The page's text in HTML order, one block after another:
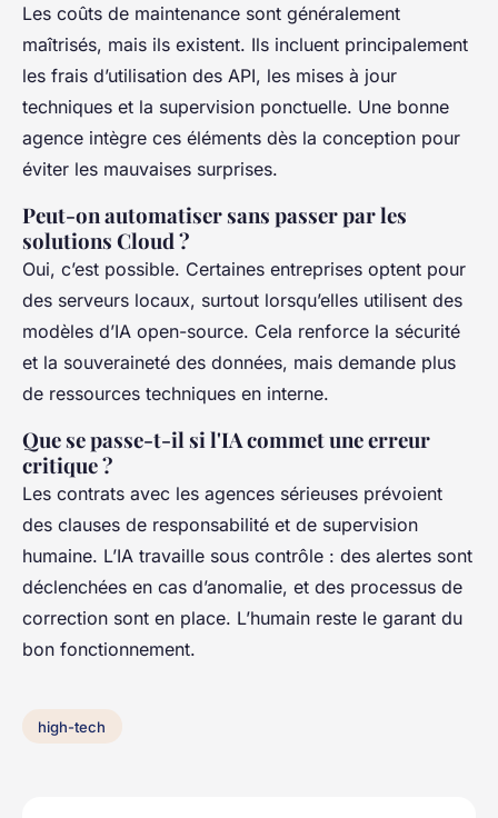
Les coûts de maintenance sont généralement
maîtrisés, mais ils existent. Ils incluent principalement
les frais d’utilisation des API, les mises à jour
techniques et la supervision ponctuelle. Une bonne
agence intègre ces éléments dès la conception pour
éviter les mauvaises surprises.
Peut-on automatiser sans passer par les
solutions Cloud ?
Oui, c’est possible. Certaines entreprises optent pour
des serveurs locaux, surtout lorsqu’elles utilisent des
modèles d’IA open-source. Cela renforce la sécurité
et la souveraineté des données, mais demande plus
de ressources techniques en interne.
Que se passe-t-il si l'IA commet une erreur
critique ?
Les contrats avec les agences sérieuses prévoient
des clauses de responsabilité et de supervision
humaine. L’IA travaille sous contrôle : des alertes sont
déclenchées en cas d’anomalie, et des processus de
correction sont en place. L’humain reste le garant du
bon fonctionnement.
high-tech